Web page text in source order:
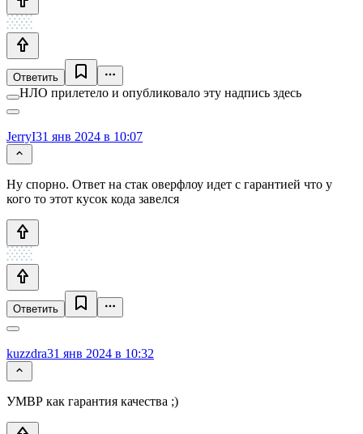
Ответить
НЛО прилетело и опубликовало эту надпись здесь
JerryI31 янв 2024 в 10:07
Ну спорно. Ответ на стак оверфлоу идет с гарантией что у
кого то этот кусок кода завелся
Ответить
kuzzdra31 янв 2024 в 10:32
УМВР как гарантия качества ;)